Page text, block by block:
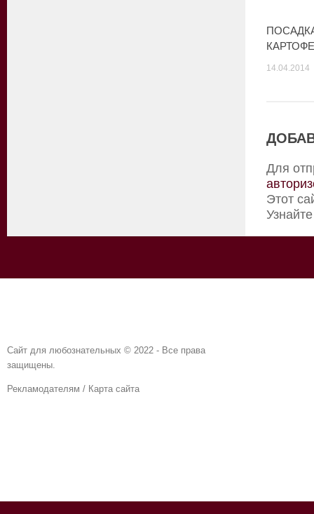
14.04.2014
Для
Этот
Сайт для любознательных © 2022 - Все права
защищены.
Рекламодателям / Карта сайта